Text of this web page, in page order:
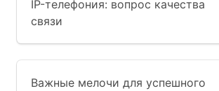
IP-телефония: вопрос качества
связи
Важные мелочи для успешного